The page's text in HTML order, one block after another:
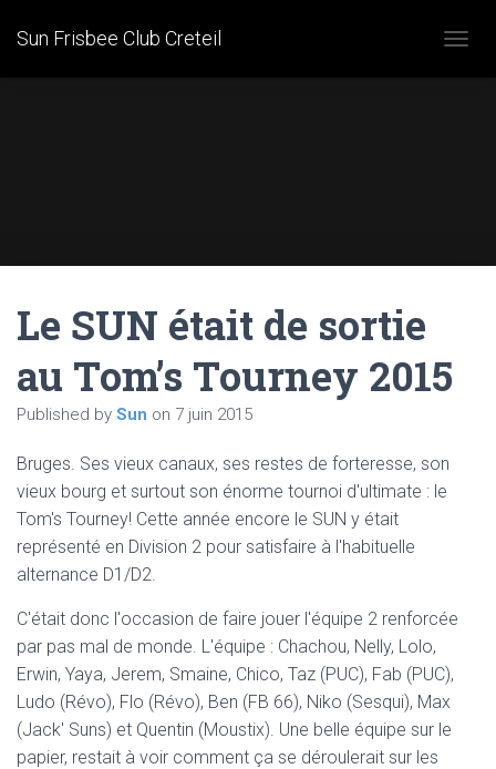
Sun Frisbee Club Creteil
M
Le SUN était de sortie
au Tom’s Tourney 2015
Published by Sun on 7 juin 2015
Bruges. Ses vieux canaux, ses restes de forteresse, son
vieux bourg et surtout son énorme tournoi d'ultimate : le
Tom's Tourney! Cette année encore le SUN y était
représenté en Division 2 pour satisfaire à l'habituelle
alternance D1/D2.
C'était donc l'occasion de faire jouer l'équipe 2 renforcée
par pas mal de monde. L'équipe : Chachou, Nelly, Lolo,
Erwin, Yaya, Jerem, Smaine, Chico, Taz (PUC), Fab (PUC),
Ludo (Révo), Flo (Révo), Ben (FB 66), Niko (Sesqui), Max
(Jack' Suns) et Quentin (Moustix). Une belle équipe sur le
papier, restait à voir comment ça se déroulerait sur les